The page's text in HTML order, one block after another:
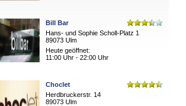
Bill Bar
Hans- und Sophie Scholl-Platz 1
89073 Ulm
Heute geöffnet:
11:00 Uhr - 22:00 Uhr
Choclet
Herdbruckerstr. 14
89073 Ulm